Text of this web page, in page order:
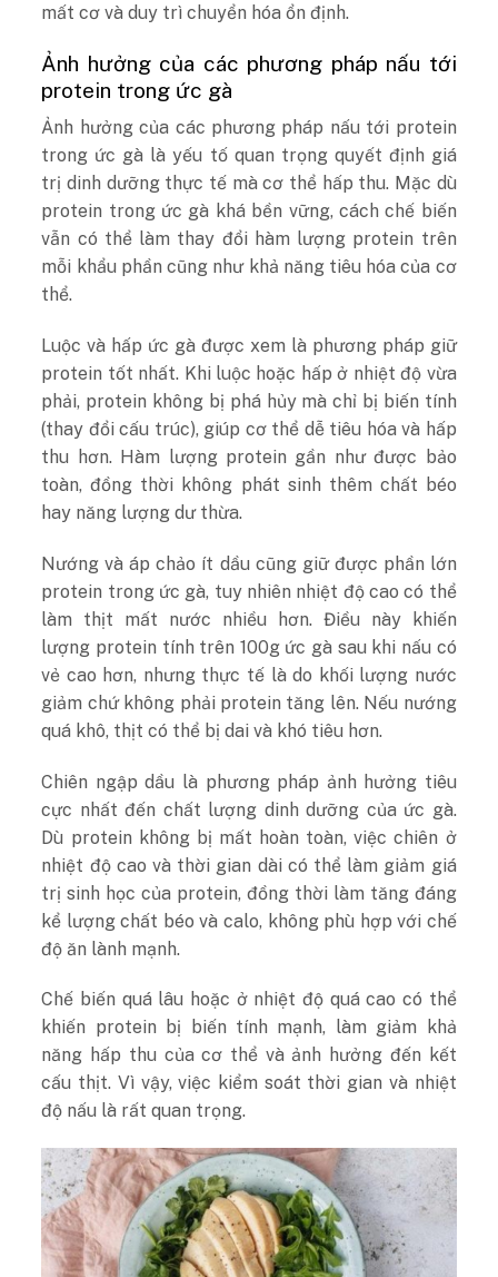
mất cơ và duy trì chuyển hóa ổn định.
Ảnh hưởng của các phương pháp nấu tới
protein trong ức gà
Ảnh hưởng của các phương pháp nấu tới protein
trong ức gà là yếu tố quan trọng quyết định giá
trị dinh dưỡng thực tế mà cơ thể hấp thu. Mặc dù
protein trong ức gà khá bền vững, cách chế biến
vẫn có thể làm thay đổi hàm lượng protein trên
mỗi khẩu phần cũng như khả năng tiêu hóa của cơ
thể.
Luộc và hấp ức gà được xem là phương pháp giữ
protein tốt nhất. Khi luộc hoặc hấp ở nhiệt độ vừa
phải, protein không bị phá hủy mà chỉ bị biến tính
(thay đổi cấu trúc), giúp cơ thể dễ tiêu hóa và hấp
thu hơn. Hàm lượng protein gần như được bảo
toàn, đồng thời không phát sinh thêm chất béo
hay năng lượng dư thừa.
Nướng và áp chảo ít dầu cũng giữ được phần lớn
protein trong ức gà, tuy nhiên nhiệt độ cao có thể
làm thịt mất nước nhiều hơn. Điều này khiến
lượng protein tính trên 100g ức gà sau khi nấu có
vẻ cao hơn, nhưng thực tế là do khối lượng nước
giảm chứ không phải protein tăng lên. Nếu nướng
quá khô, thịt có thể bị dai và khó tiêu hơn.
Chiên ngập dầu là phương pháp ảnh hưởng tiêu
cực nhất đến chất lượng dinh dưỡng của ức gà.
Dù protein không bị mất hoàn toàn, việc chiên ở
nhiệt độ cao và thời gian dài có thể làm giảm giá
trị sinh học của protein, đồng thời làm tăng đáng
kể lượng chất béo và calo, không phù hợp với chế
độ ăn lành mạnh.
Chế biến quá lâu hoặc ở nhiệt độ quá cao có thể
khiến protein bị biến tính mạnh, làm giảm khả
năng hấp thu của cơ thể và ảnh hưởng đến kết
cấu thịt. Vì vậy, việc kiểm soát thời gian và nhiệt
độ nấu là rất quan trọng.